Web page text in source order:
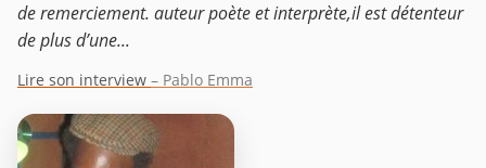
de remerciement. auteur poète et interprète,il est détenteur
de plus d’une...
Lire son interview – Pablo Emma